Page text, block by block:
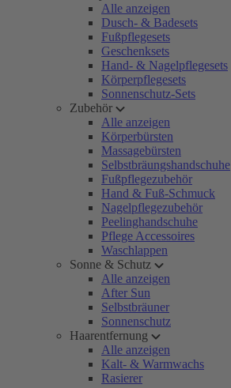
Alle anzeigen
Dusch- & Badesets
Fußpflegesets
Geschenksets
Hand- & Nagelpflegesets
Körperpflegesets
Sonnenschutz-Sets
Zubehör
Alle anzeigen
Körperbürsten
Massagebürsten
Selbstbräungshandschuhe
Fußpflegezubehör
Hand & Fuß-Schmuck
Nagelpflegezubehör
Peelinghandschuhe
Pflege Accessoires
Waschlappen
Sonne & Schutz
Alle anzeigen
After Sun
Selbstbräuner
Sonnenschutz
Haarentfernung
Alle anzeigen
Kalt- & Warmwachs
Rasierer